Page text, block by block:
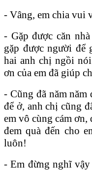
- Vâng, em chia vui
- Gặp được căn
gặp được người
hai anh chị ngồi
ơn của em đã giúp
- Cũng đã năm
để ở, anh chị cũng
em vô cùng cám ơn,
đem quà đến cho
luôn!
- Em đừng nghĩ